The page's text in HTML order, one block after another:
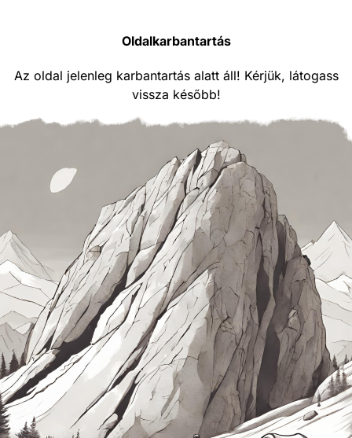
Oldalkarbantartás
Az oldal jelenleg karbantartás alatt áll! Kérjük, látogass
vissza később!